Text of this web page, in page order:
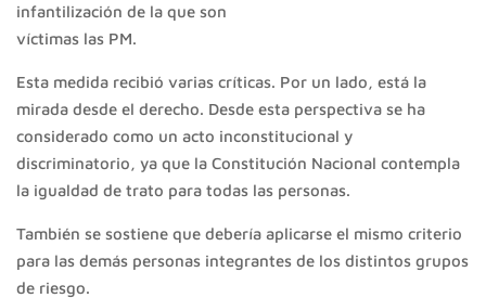
infantilización de la que son
víctimas las PM.
Esta medida recibió varias críticas. Por un lado, está la
mirada desde el derecho. Desde esta perspectiva se ha
considerado como un acto inconstitucional y
discriminatorio, ya que la Constitución Nacional contempla
la igualdad de trato para todas las personas.
También se sostiene que debería aplicarse el mismo criterio
para las demás personas integrantes de los distintos grupos
de riesgo.